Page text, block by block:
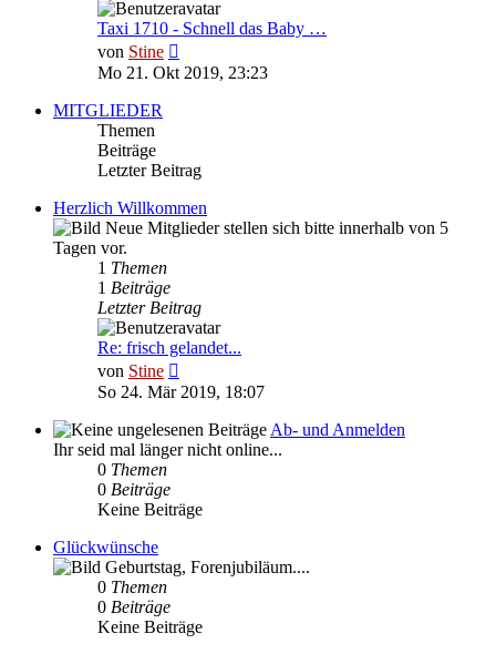
Taxi 1710 - Schnell das Baby …
von Stine
Beitrag
Mo 21. Okt 2019, 23:23
MITGLIEDER
Themen
Beiträge
Letzter Beitrag
Herzlich Willkommen
Neue Mitglieder stellen sich bitte innerhalb von 5
Tagen vor.
1 Themen
1 Beiträge
Letzter Beitrag
Re: frisch gelandet...
von Stine
Beitrag
So 24. Mär 2019, 18:07
Ab- und Anmelden
Ihr seid mal länger nicht online...
0 Themen
0 Beiträge
Keine Beiträge
Glückwünsche
Geburtstag, Forenjubiläum....
0 Themen
0 Beiträge
Keine Beiträge